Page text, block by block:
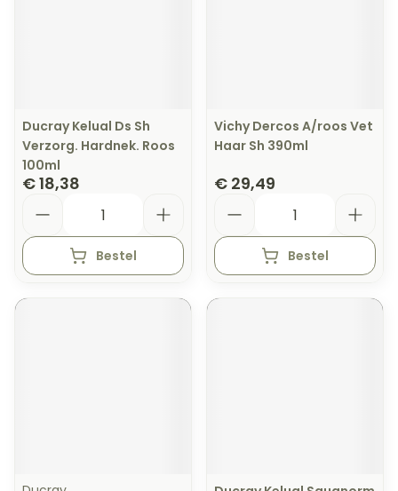
Ducray Kelual Ds Sh
Verzorg. Hardnek. Roos
100ml
€ 18,38
Bestel
Vichy Dercos A/roos Vet
Haar Sh 390ml
€ 29,49
Bestel